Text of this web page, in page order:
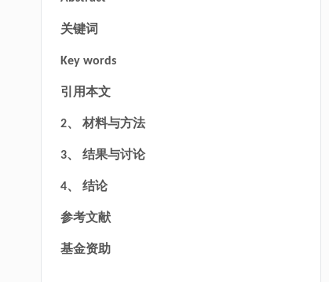
关键词
Key words
引用本文
2、 材料与方法
3、 结果与讨论
4、 结论
参考文献
基金资助